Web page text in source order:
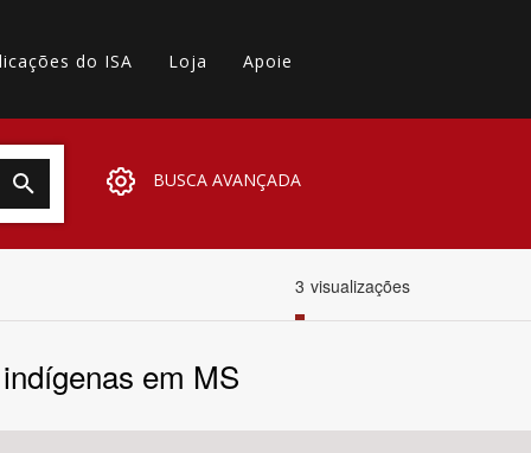
do ISA Loja Apoie
BUSCA AVANÇADA
3 visualizações
em MS